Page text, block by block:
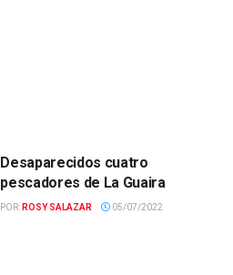
Desaparecidos cuatro
pescadores de La Guaira
POR: ROSY SALAZAR 05/07/2022